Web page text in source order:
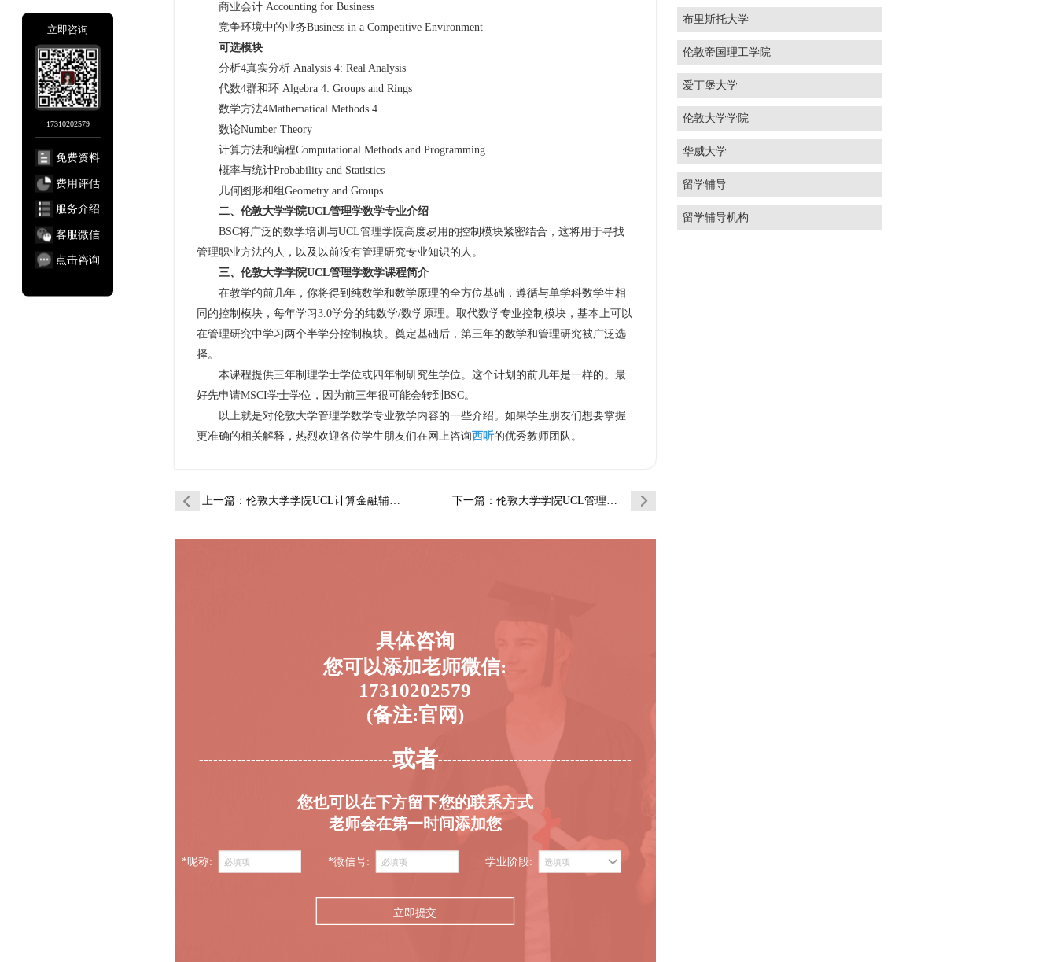
商业会计 Accounting for Business
竞争环境中的业务Business in a Competitive Environment
可选模块
分析4真实分析 Analysis 4: Real Analysis
代数4群和环 Algebra 4: Groups and Rings
数学方法4Mathematical Methods 4
数论Number Theory
计算方法和编程Computational Methods and Programming
概率与统计Probability and Statistics
几何图形和组Geometry and Groups
二、伦敦大学学院UCL管理学数学专业介绍
BSC将广泛的数学培训与UCL管理学院高度易用的控制模块紧密结合，这将用于寻找
管理职业方法的人，以及以前没有管理研究专业知识的人。
三、伦敦大学学院UCL管理学数学课程简介
在教学的前几年，你将得到纯数学和数学原理的全方位基础，遵循与单学科数学生相
同的控制模块，每年学习3.0学分的纯数学/数学原理。取代数学专业控制模块，基本上可以
在管理研究中学习两个半学分控制模块。奠定基础后，第三年的数学和管理研究被广泛选
择。
本课程提供三年制理学士学位或四年制研究生学位。这个计划的前几年是一样的。最
好先申请MSCI学士学位，因为前三年很可能会转到BSC。
以上就是对伦敦大学管理学数学专业教学内容的一些介绍。如果学生朋友们想要掌握
更准确的相关解释，热烈欢迎各位学生朋友们在网上咨询西听的优秀教师团队。
上一篇：伦敦大学学院UCL计算金融辅导补习补课 下一篇 ：伦敦大学学院UCL管理学数学辅导补习补课…
具体咨询
您可以添加老师微信:
17310202579
(备注:官网)
-----------------------------------------或者-----------------------------------------
您也可以在下方留下您的联系方式
老师会在第一时间添加您
*昵称: *微信号: 学业阶段:
立即提交
布里斯托大学
伦敦帝国理工学院
爱丁堡大学
伦敦大学学院
华威大学
留学辅导
留学辅导机构
立即咨询
17310202579
免费资料
费用评估
服务介绍
客服微信
点击咨询